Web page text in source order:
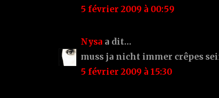
5 février 2009 à 00:59
Nysa a dit…
muss ja nicht immer crêpes
5 février 2009 à 15:30